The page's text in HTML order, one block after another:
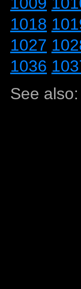
1018
1027
1036
See also: